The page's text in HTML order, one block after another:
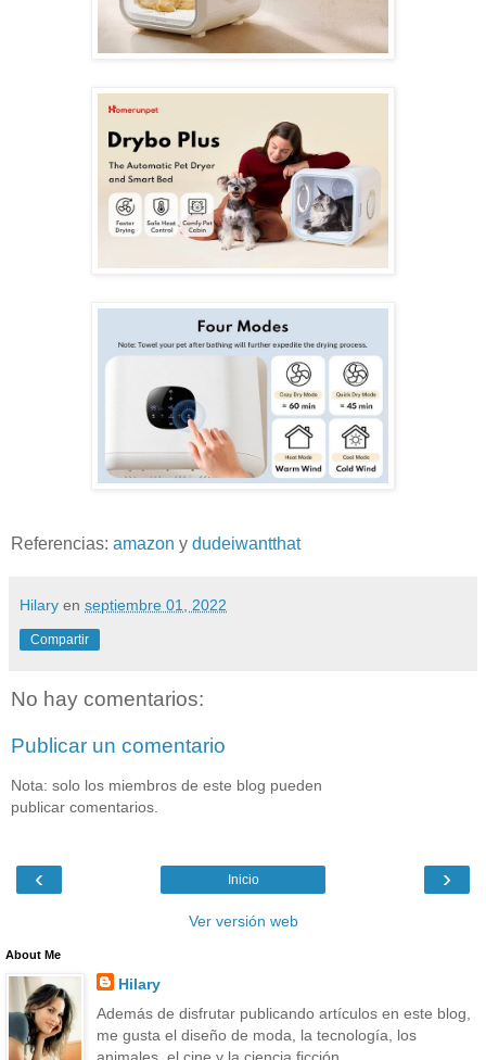
Referencias: amazon y dudeiwantthat
Hilary en septiembre 01, 2022
Compartir
No hay comentarios:
Publicar un comentario
Nota: solo los miembros de este blog pueden
publicar comentarios.
‹ ›
Inicio
Ver versión web
About Me
Hilary
Además de disfrutar publicando artículos en este blog,
me gusta el diseño de moda, la tecnología, los